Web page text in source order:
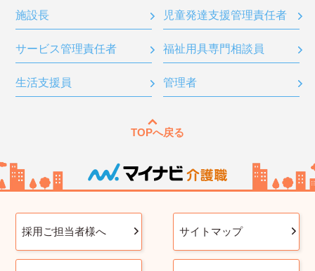
施設長 児童発達支援管理責任者
サービス管理責任者 福祉用具専門相談員
生活支援員 管理者
TOPへ戻る
採用ご担当者様へ サイトマップ